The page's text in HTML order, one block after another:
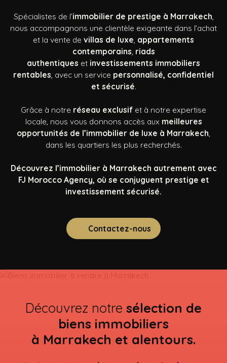
Spécialistes de l’immobilier de prestige à Marrakech,
nous accompagnons une clientèle exigeante dans l’achat
et la vente de villas de luxe, appartements
contemporains, riads
authentiques et investissements immobiliers
rentables, avec un service personnalisé, confidentiel
et sécurisé.
Grâce à notre réseau exclusif et à notre expertise
locale, nous vous donnons accès aux meilleures
opportunités de l’immobilier de luxe à Marrakech,
dans les quartiers les plus recherchés.
Découvrez l’immobilier à Marrakech autrement avec
FJ Morocco Agency, où se conjuguent prestige et
investissement sécurisé.
Contactez-nous
Découvrez notre sélection de
biens immobiliers
à Marrakech et alentours.